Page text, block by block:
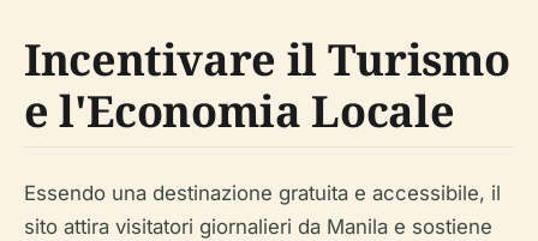
Incentivare il Turismo
e l'Economia Locale
Essendo una destinazione gratuita e accessibile, il
sito attira visitatori giornalieri da Manila e sostiene